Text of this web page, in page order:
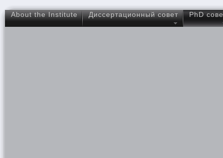
About the Institute Диссертационный совет PhD